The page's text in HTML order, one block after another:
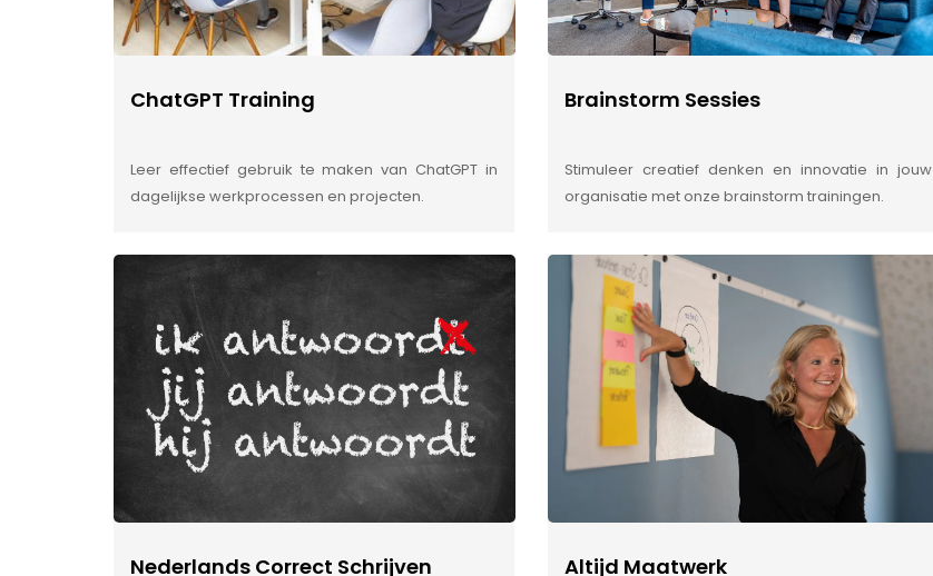
ChatGPT Training
Leer effectief gebruik te maken van ChatGPT in
dagelijkse werkprocessen en projecten.
Brainstorm Sessies
Stimuleer creatief denken en innovatie in jouw
organisatie met onze brainstorm trainingen.
Nederlands Correct Schrijven Altijd Maatwerk